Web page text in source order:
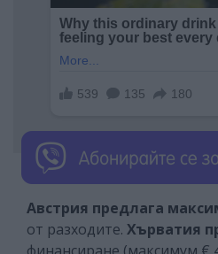
Австрия предлага
от разходите. Хърватия